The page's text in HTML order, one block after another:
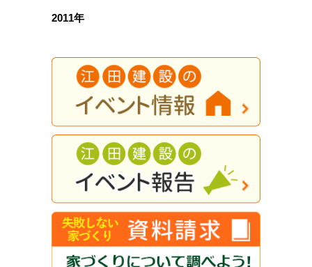
2011年